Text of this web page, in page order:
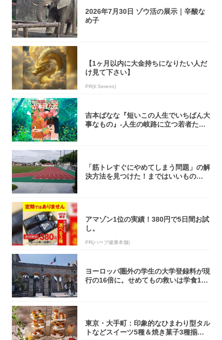
2026年7月30日 ゾウ活の展示｜辛酸な
め子
【1ヶ月以内に大金持ちになりたい人だ
け見て下さい】
PR(Il Sereno)
吉本ばなな『短いこの人生でいちばん大
事なもの』-人生の岐路に立つ若者たち
「筋トレすぐにやめてしまう問題」の解
決方法を見つけた！まではいいもの
アマゾン1位の実績！380円で5日間お試
し。
PR(ハーブ健康本舗)
ヨーロッパ圏外の学生の大学登録料が現
行の16倍に。せめてもの救いは学食1€?
東京・大手町：印象的なひまわり型タル
トなどスイーツ5種＆焼き菓子3種揃う